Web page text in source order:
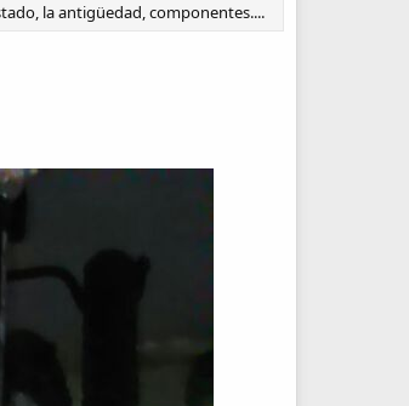
la antigüedad, componentes....